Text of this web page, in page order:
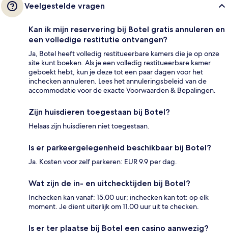
Veelgestelde vragen
Kan ik mijn reservering bij Botel gratis annuleren en
een volledige restitutie ontvangen?
Ja, Botel heeft volledig restitueerbare kamers die je op onze
site kunt boeken. Als je een volledig restitueerbare kamer
geboekt hebt, kun je deze tot een paar dagen voor het
inchecken annuleren. Lees het annuleringsbeleid van de
accommodatie voor de exacte Voorwaarden & Bepalingen.
Zijn huisdieren toegestaan bij Botel?
Helaas zijn huisdieren niet toegestaan.
Is er parkeergelegenheid beschikbaar bij Botel?
Ja. Kosten voor zelf parkeren: EUR 9.9 per dag.
Wat zijn de in- en uitchecktijden bij Botel?
Inchecken kan vanaf: 15.00 uur; inchecken kan tot: op elk
moment. Je dient uiterlijk om 11.00 uur uit te checken.
Is er ter plaatse bij Botel een casino aanwezig?